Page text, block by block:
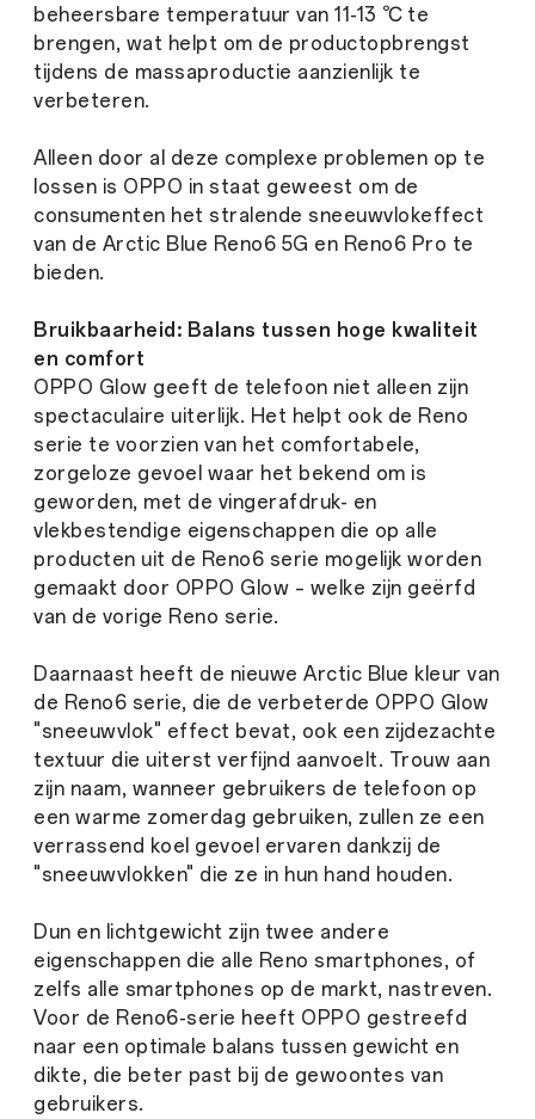
beheersbare temperatuur van 11-13 ℃ te
brengen, wat helpt om de productopbrengst
tijdens de massaproductie aanzienlijk te
verbeteren.
Alleen door al deze complexe problemen op te
lossen is OPPO in staat geweest om de
consumenten het stralende sneeuwvlokeffect
van de Arctic Blue Reno6 5G en Reno6 Pro te
bieden.
Bruikbaarheid: Balans tussen hoge kwaliteit
en comfort
OPPO Glow geeft de telefoon niet alleen zijn
spectaculaire uiterlijk. Het helpt ook de Reno
serie te voorzien van het comfortabele,
zorgeloze gevoel waar het bekend om is
geworden, met de vingerafdruk- en
vlekbestendige eigenschappen die op alle
producten uit de Reno6 serie mogelijk worden
gemaakt door OPPO Glow – welke zijn geërfd
van de vorige Reno serie.
Daarnaast heeft de nieuwe Arctic Blue kleur van
de Reno6 serie, die de verbeterde OPPO Glow
"sneeuwvlok" effect bevat, ook een zijdezachte
textuur die uiterst verfijnd aanvoelt. Trouw aan
zijn naam, wanneer gebruikers de telefoon op
een warme zomerdag gebruiken, zullen ze een
verrassend koel gevoel ervaren dankzij de
"sneeuwvlokken" die ze in hun hand houden.
Dun en lichtgewicht zijn twee andere
eigenschappen die alle Reno smartphones, of
zelfs alle smartphones op de markt, nastreven.
Voor de Reno6-serie heeft OPPO gestreefd
naar een optimale balans tussen gewicht en
dikte, die beter past bij de gewoontes van
gebruikers.